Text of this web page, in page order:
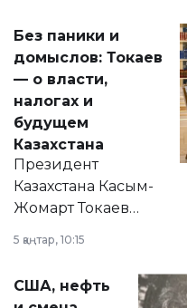
Без паники и
домыслов: Токаев
— о власти,
налогах и
будущем
Казахстана
Президент
Казахстана Касым-
Жомарт Токаев
сразу несколько
актуальных тем —
от слухов о
5 қаңтар, 10:15
США, нефть